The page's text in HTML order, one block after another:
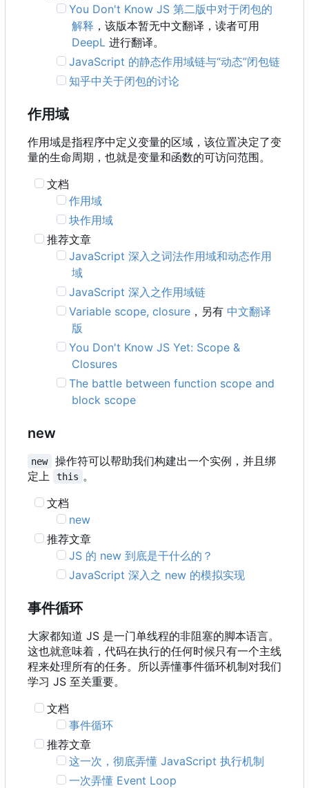
You Don't Know JS 第二版中对于闭包的
解释 ，该版本暂无中文翻译，读者可用
DeepL 进行翻译。
JavaScript 的静态作用域链与“动态”闭包链
知乎中关于闭包的讨论
作用域
作用域是指程序中定义变量的区域，该位置决定了变
量的生命周期，也就是变量和函数的可访问范围。
文档
作用域
块作用域
推荐文章
JavaScript 深入之词法作用域和动态作用
域
JavaScript 深入之作用域链
Variable scope, closure ，另有 中文翻译
版
You Don't Know JS Yet: Scope &
Closures
The battle between function scope and
block scope
new
new
操作符可以帮助我们构建出一个实例，并且绑
定上
this 。
文档
new
推荐文章
JS 的 new 到底是干什么的？
JavaScript 深入之 new 的模拟实现
事件循环
大家都知道 JS 是一门单线程的非阻塞的脚本语言。
这也就意味着，代码在执行的任何时候只有一个主线
程来处理所有的任务。所以弄懂事件循环机制对我们
学习 JS 至关重要。
文档
事件循环
推荐文章
这一次，彻底弄懂 JavaScript 执行机制
一次弄懂 Event Loop